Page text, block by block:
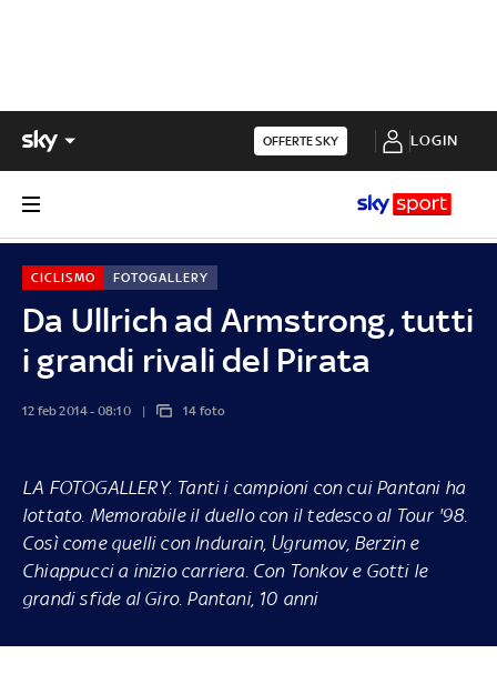
OFFERTE SKY LOGIN
Da Ullrich ad Armstrong, tutti
i grandi rivali del Pirata
CICLISMO FOTOGALLERY
12 feb 2014 - 08:10 14 foto
LA FOTOGALLERY. Tanti i campioni con cui Pantani ha
lottato. Memorabile il duello con il tedesco al Tour '98.
Così come quelli con Indurain, Ugrumov, Berzin e
Chiappucci a inizio carriera. Con Tonkov e Gotti le
grandi sfide al Giro. Pantani, 10 anni